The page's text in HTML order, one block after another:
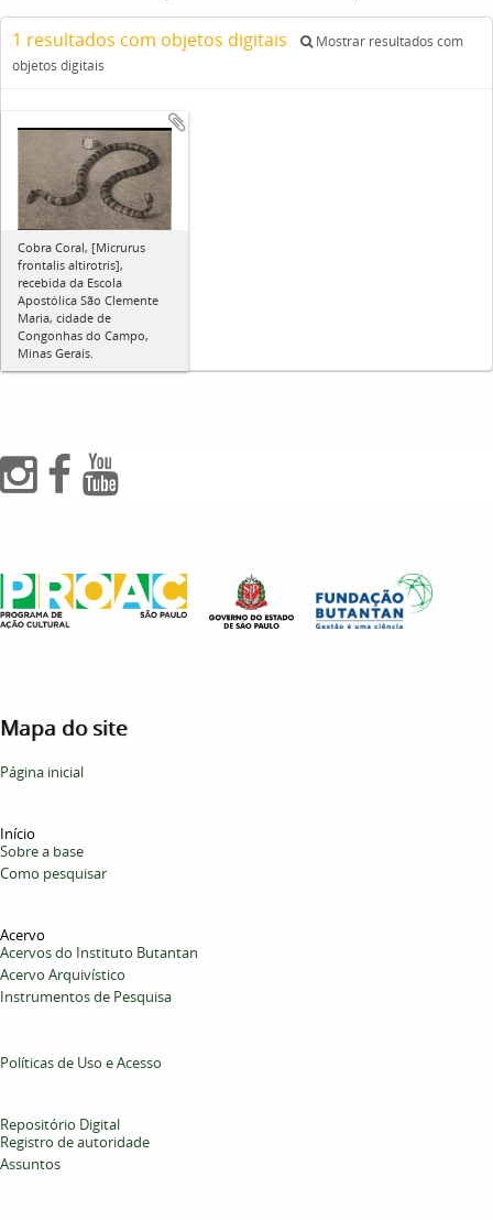
1 resultados com objetos digitais
Mostrar resultados com
objetos digitais
Cobra Coral, [Micrurus
frontalis altirotris],
recebida da Escola
Apostólica São Clemente
Maria, cidade de
Congonhas do Campo,
Minas Gerais.
Mapa do site
Página inicial
Início
Sobre a base
Como pesquisar
Acervo
Acervos do Instituto Butantan
Acervo Arquivístico
Instrumentos de Pesquisa
Políticas de Uso e Acesso
Repositório Digital
Registro de autoridade
Assuntos